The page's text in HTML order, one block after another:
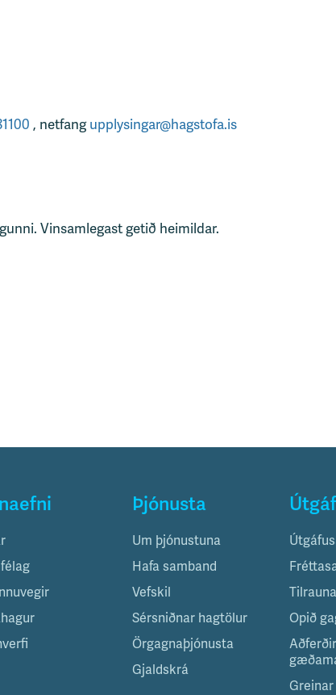
, netfangupplysingar@hagstofa.is
Vinsamlegast getið heimildar.
Þjónusta
Um þjónustuna
Hafa samband
Vefskil
Sérsniðnar hagtölur
Örgagnaþjónusta
Gjaldskrá
Opið